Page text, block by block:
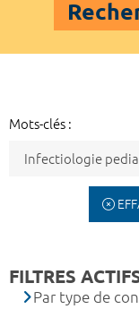
Mots-clés :
FILTRES
Par type de